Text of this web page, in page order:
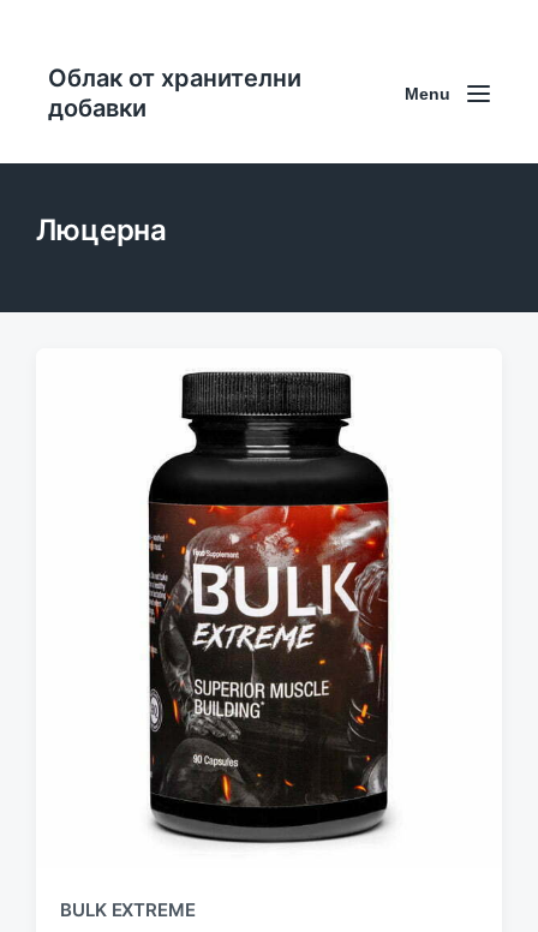
Облак от хранителни
добавки
Menu
Люцерна
BULK EXTREME